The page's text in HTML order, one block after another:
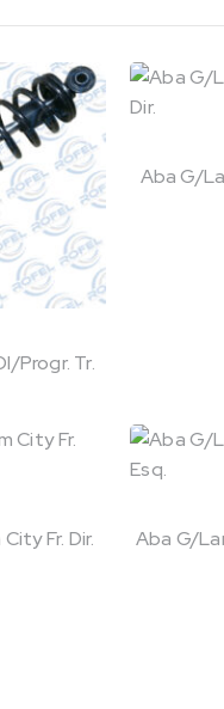
Progr. Tr.
Aba G/
Fr. Dir.
Aba G/